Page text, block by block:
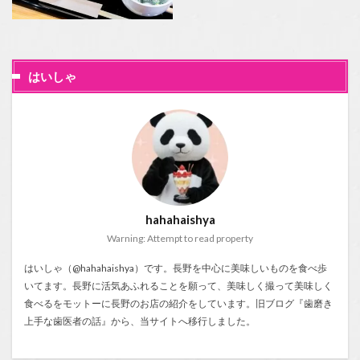
はいしゃ
hahahaishya
Warning: Attempt to read property
はいしゃ（@hahahaishya）です。長野を中心に美味しいものを食べ歩
いてます。長野に活気あふれることを願って、美味しく撮って美味しく
食べるをモットーに長野のお店の紹介をしています。旧ブログ『歯磨き
上手な歯医者の話 』から、当サイトへ移行しました。